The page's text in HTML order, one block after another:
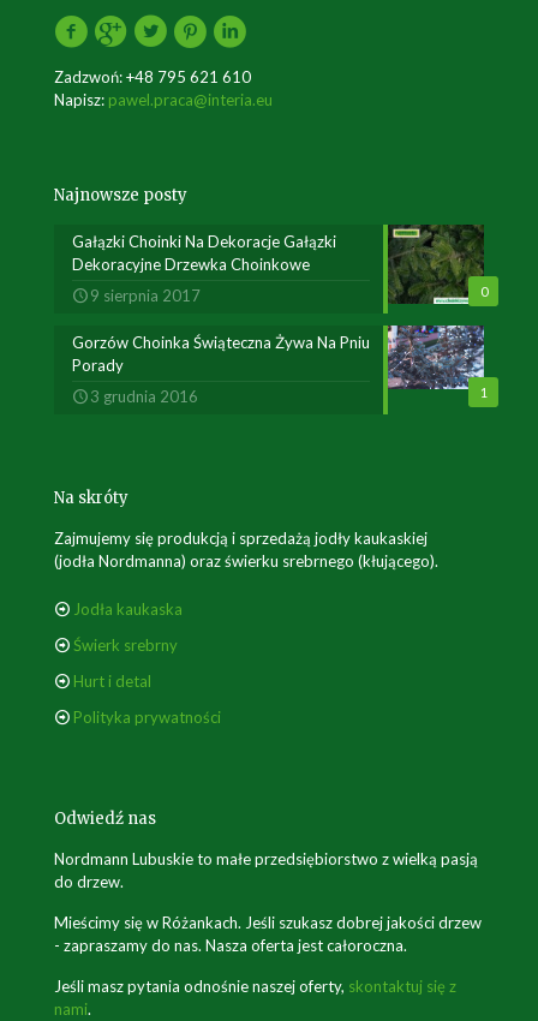
Zadzwoń:+48 795 621 610
Napisz: pawel.praca@interia.eu
Najnowsze posty
0
Gałązki Choinki Na Dekoracje Gałązki
Dekoracyjne Drzewka Choinkowe
9 sierpnia 2017
1
Gorzów Choinka Świąteczna Żywa Na Pniu
Porady
3 grudnia 2016
Na skróty
Zajmujemy się produkcją i sprzedażą jodły kaukaskiej
(jodła Nordmanna) oraz świerku srebrnego (kłującego).
Jodła kaukaska
Świerk srebrny
Hurt i detal
Polityka prywatności
Odwiedź nas
Nordmann Lubuskie to małe przedsiębiorstwo z wielką pasją
do drzew.
Mieścimy się w Różankach. Jeśli szukasz dobrej jakości drzew
- zapraszamy do nas. Nasza oferta jest całoroczna.
Jeśli masz pytania odnośnie naszej oferty, skontaktuj się z
nami.